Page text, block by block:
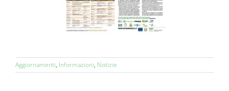
Aggiornamenti, Informazioni, Notizie